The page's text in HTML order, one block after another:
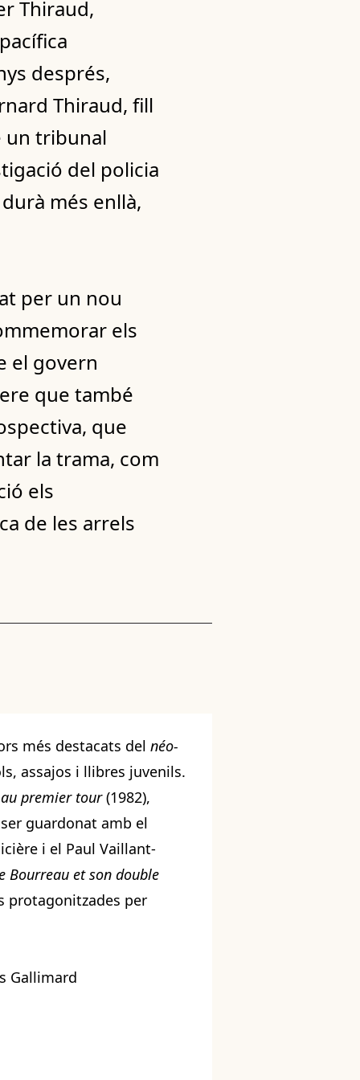
Thiraud,
després,
Thiraud, fill
un tribunal
del policia
més enllà,
per un nou
els
el govern
que també
que
la trama, com
els
de les arrels
més destacats del néo-
assajos i llibres juvenils.
premier tour(1982),
guardonat amb el
i el Paul Vaillant-
Bourreau et son double
protagonitzades per
Gallimard